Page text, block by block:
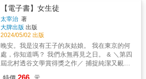
過沈重，也不讓人感到悲傷痛苦。沒有幽默元
素，卻能給人希望和勇氣去面對生活。 & ◎最
愛的父親只剩下一年性命。兩姊妹討論如何不
遺憾地度過和父親相處的時間。工作、家務、
照顧住院的父親，以及面對失去父親所帶來的
悲傷和恐懼，這些都讓人感到壓抑。然而，在
文章中卻能感受到一種平靜。 &
&mdash;&mdash;荒川洋治（日本藝術院獎・
恩賜獎獲獎詩人） & 雖然是一個小小家庭的故
事，卻是能在滿溢之中受到感動的作品。
&mdash;&mdash;中島京子（直木獎得獎作
家） & 小說裡的地點和事物，至今都令我印象
深刻。在庭院、高速公路、餐桌與一家人「平
時的場所」，記憶的碎片漸漸湧上，帶來些許
不可思議與魅力。 &mdash;&mdash;守屋佳奈
子（筑摩書房編輯） & ▍讀者好評感想 ◎ 如
拉扯而翻頁卻見另一纏擾在前，搔刮讀者痛
處。太宰自成隱喻，無形遮罩閱讀的神經，他
的文學既書寫無良，亦表露善良。 &
萌生。 精神對自然，這種對「不可能了解的東
西」的精神運動就是愛。 & 小說的主人翁悠
一，無疑是三島對「男色」的完美定義。 &
「擁有高傲昂起的脖頸，滑順的肩膀，寬闊的
胸膛，優雅圓潤的手臂，略顯瘦削的清潔充實
的胴體，如長劍般雄壯結實的雙腿。」 & 相對
的，衰老而醜陋的俊輔則是「精神」的化身，
方位理解芥川龍之介的思想脈絡。芥川下筆洗
鍊、精準有力，擅長以冷峻文筆，尖銳剖析人
性、道出人生的幻滅劫毀──「為了使人生幸
福，我們必須苦於日常瑣事。必須從所有日常
瑣事之中體悟墮入地獄的痛苦，方顯出人性之
光輝。」深刻展現出芥川犀利的人情觀察、生
命思考，道盡人性難以言說的荒謬，直擊人心
的善惡本色。 & 生死事大。無常迅速。 最聰明
的處世之道， 是一面輕蔑社會的因襲， 又與其
【電子書】女生徒
太宰治 著
大牌出版 出版
2024/05/02 出版
晚安。我是沒有王子的灰姑娘。 我在東京的何
處，你知道嗎？ 我們永無再見之日。 & ＼第四
屆北村透谷文學賞得獎之作／ 捕捉純潔又靦腆
266